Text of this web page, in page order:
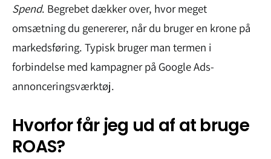
Spend. Begrebet dækker over, hvor meget
omsætning du genererer, når du bruger en krone på
markedsføring. Typisk bruger man termen i
forbindelse med kampagner på Google Ads-
annonceringsværktøj.
Hvorfor får jeg ud af at bruge
ROAS?